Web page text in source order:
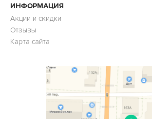
ИНФОРМАЦИЯ
Акции и скидки
Отзывы
Карта сайта